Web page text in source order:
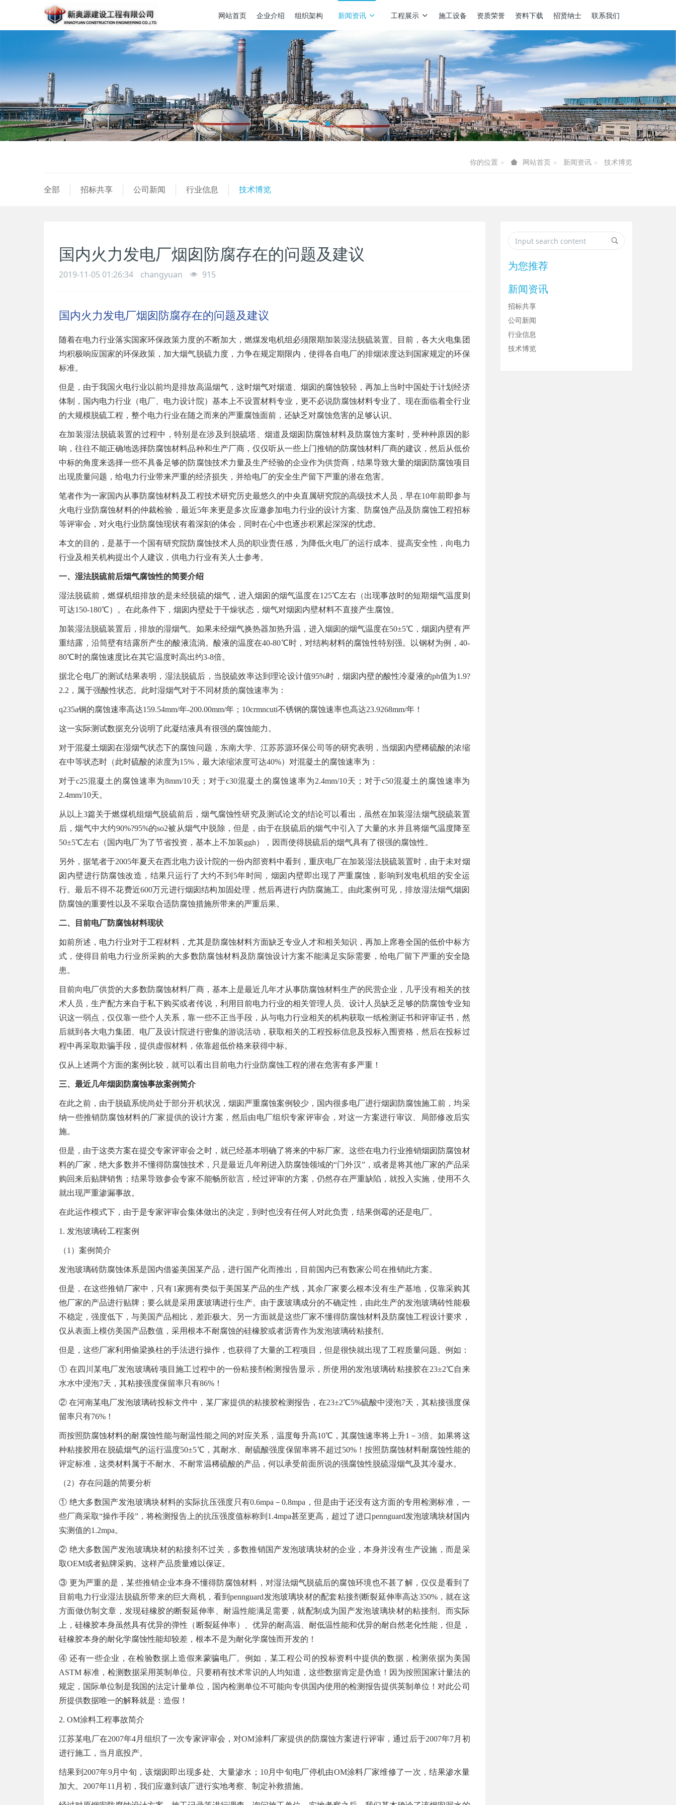
网站首页 企业介绍 组织架构 新闻资讯 工程展示 施工设备 资质荣誉 资料下载 招贤纳士 联系我们
你的位置 网站首页 新闻资讯 技术博览
全部 招标共享 公司新闻 行业信息 技术博览
国内火力发电厂烟囱防腐存在的问题及建议
2019-11-05 01:26:34 changyuan 915
国内火力发电厂烟囱防腐存在的问题及建议
随着在电力行业落实国家环保政策力度的不断加大，燃煤发电机组必须限期加装湿法脱硫装置。目前，各大火电集团
均积极响应国家的环保政策，加大烟气脱硫力度，力争在规定期限内，使得各自电厂的排烟浓度达到国家规定的环保
标准。
但是，由于我国火电行业以前均是排放高温烟气，这时烟气对烟道、烟囱的腐蚀较轻，再加上当时中国处于计划经济
体制，国内电力行业（电厂、电力设计院）基本上不设置材料专业，更不必说防腐蚀材料专业了。现在面临着全行业
的大规模脱硫工程，整个电力行业在随之而来的严重腐蚀面前，还缺乏对腐蚀危害的足够认识。
在加装湿法脱硫装置的过程中，特别是在涉及到脱硫塔、烟道及烟囱防腐蚀材料及防腐蚀方案时，受种种原因的影
响，往往不能正确地选择防腐蚀材料品种和生产厂商，仅仅听从一些上门推销的防腐蚀材料厂商的建议，然后从低价
中标的角度来选择一些不具备足够的防腐蚀技术力量及生产经验的企业作为供货商，结果导致大量的烟囱防腐蚀项目
出现质量问题，给电力行业带来严重的经济损失，并给电厂的安全生产留下严重的潜在危害。
笔者作为一家国内从事防腐蚀材料及工程技术研究历史最悠久的中央直属研究院的高级技术人员，早在10年前即参与
火电行业防腐蚀材料的仲裁检验，最近5年来更是多次应邀参加电力行业的设计方案、防腐蚀产品及防腐蚀工程招标
等评审会，对火电行业防腐蚀现状有着深刻的体会，同时在心中也逐步积累起深深的忧虑。
本文的目的，是基于一个国有研究院防腐蚀技术人员的职业责任感，为降低火电厂的运行成本、提高安全性，向电力
行业及相关机构提出个人建议，供电力行业有关人士参考。
一、湿法脱硫前后烟气腐蚀性的简要介绍
湿法脱硫前，燃煤机组排放的是未经脱硫的烟气，进入烟囱的烟气温度在125℃左右（出现事故时的短期烟气温度则
可达150-180℃）。在此条件下，烟囱内壁处于干燥状态，烟气对烟囱内壁材料不直接产生腐蚀。
加装湿法脱硫装置后，排放的湿烟气。如果未经烟气换热器加热升温，进入烟囱的烟气温度在50±5℃，烟囱内壁有严
重结露，沿筒壁有结露所产生的酸液流淌。酸液的温度在40-80℃时，对结构材料的腐蚀性特别强。以钢材为例，40-
80℃时的腐蚀速度比在其它温度时高出约3-8倍。
据北仑电厂的测试结果表明，湿法脱硫后，当脱硫效率达到理论设计值95%时，烟囱内壁的酸性冷凝液的ph值为1.9?
2.2，属于强酸性状态。此时湿烟气对于不同材质的腐蚀速率为：
q235a钢的腐蚀速率高达159.54mm/年-200.00mm/年；10crmncuti不锈钢的腐蚀速率也高达23.9268mm/年！
这一实际测试数据充分说明了此凝结液具有很强的腐蚀能力。
对于混凝土烟囱在湿烟气状态下的腐蚀问题，东南大学、江苏苏源环保公司等的研究表明，当烟囱内壁稀硫酸的浓缩
在中等状态时（此时硫酸的浓度为15%，最大浓缩浓度可达40%）对混凝土的腐蚀速率为：
对于c25混凝土的腐蚀速率为8mm/10天；对于c30混凝土的腐蚀速率为2.4mm/10天；对于c50混凝土的腐蚀速率为
2.4mm/10天。
从以上3篇关于燃煤机组烟气脱硫前后，烟气腐蚀性研究及测试论文的结论可以看出，虽然在加装湿法烟气脱硫装置
后，烟气中大约90%?95%的so2被从烟气中脱除，但是，由于在脱硫后的烟气中引入了大量的水并且将烟气温度降至
50±5℃左右（国内电厂为了节省投资，基本上不加装ggh），因而使得脱硫后的烟气具有了很强的腐蚀性。
另外，据笔者于2005年夏天在西北电力设计院的一份内部资料中看到，重庆电厂在加装湿法脱硫装置时，由于未对烟
囱内壁进行防腐蚀改造，结果只运行了大约不到5年时间，烟囱内壁即出现了严重腐蚀，影响到发电机组的安全运
行。最后不得不花费近600万元进行烟囱结构加固处理，然后再进行内防腐施工。由此案例可见，排放湿法烟气烟囱
防腐蚀的重要性以及不采取合适防腐蚀措施所带来的严重后果。
二、目前电厂防腐蚀材料现状
如前所述，电力行业对于工程材料，尤其是防腐蚀材料方面缺乏专业人才和相关知识，再加上席卷全国的低价中标方
式，使得目前电力行业所采购的大多数防腐蚀材料及防腐蚀设计方案不能满足实际需要，给电厂留下严重的安全隐
患。
目前向电厂供货的大多数防腐蚀材料厂商，基本上是最近几年才从事防腐蚀材料生产的民营企业，几乎没有相关的技
术人员，生产配方来自于私下购买或者传说，利用目前电力行业的相关管理人员、设计人员缺乏足够的防腐蚀专业知
识这一弱点，仅仅靠一些个人关系，靠一些不正当手段，从与电力行业相关的机构获取一纸检测证书和评审证书，然
后就到各大电力集团、电厂及设计院进行密集的游说活动，获取相关的工程投标信息及投标入围资格，然后在投标过
程中再采取欺骗手段，提供虚假材料，依靠超低价格来获得中标。
仅从上述两个方面的案例比较，就可以看出目前电力行业防腐蚀工程的潜在危害有多严重！
三、最近几年烟囱防腐蚀事故案例简介
在此之前，由于脱硫系统尚处于部分开机状况，烟囱严重腐蚀案例较少，国内很多电厂进行烟囱防腐蚀施工前，均采
纳一些推销防腐蚀材料的厂家提供的设计方案，然后由电厂组织专家评审会，对这一方案进行审议、局部修改后实
施。
但是，由于这类方案在提交专家评审会之时，就已经基本明确了将来的中标厂家。这些在电力行业推销烟囱防腐蚀材
料的厂家，绝大多数并不懂得防腐蚀技术，只是最近几年刚进入防腐蚀领域的“门外汉”，或者是将其他厂家的产品采
购回来后贴牌销售；结果导致参会专家不能畅所欲言，经过评审的方案，仍然存在严重缺陷，就投入实施，使用不久
就出现严重渗漏事故。
在此运作模式下，由于是专家评审会集体做出的决定，到时也没有任何人对此负责，结果倒霉的还是电厂。
1. 发泡玻璃砖工程案例
（1）案例简介
发泡玻璃砖防腐蚀体系是国内借鉴美国某产品，进行国产化而推出，目前国内已有数家公司在推销此方案。
但是，在这些推销厂家中，只有1家拥有类似于美国某产品的生产线，其余厂家要么根本没有生产基地，仅靠采购其
他厂家的产品进行贴牌；要么就是采用废玻璃进行生产。由于废玻璃成分的不确定性，由此生产的发泡玻璃砖性能极
不稳定，强度低下，与美国产品相比，差距极大。另一方面就是这些厂家不懂得防腐蚀材料及防腐蚀工程设计要求，
仅从表面上模仿美国产品数值，采用根本不耐腐蚀的硅橡胶或者沥青作为发泡玻璃砖粘接剂。
但是，这些厂家利用偷梁换柱的手法进行操作，也获得了大量的工程项目，但是很快就出现了工程质量问题。例如：
① 在四川某电厂发泡玻璃砖项目施工过程中的一份粘接剂检测报告显示，所使用的发泡玻璃砖粘接胶在23±2℃自来
水水中浸泡7天，其粘接强度保留率只有86%！
② 在河南某电厂发泡玻璃砖投标文件中，某厂家提供的粘接胶检测报告，在23±2℃5%硫酸中浸泡7天，其粘接强度保
留率只有76%！
而按照防腐蚀材料的耐腐蚀性能与耐温性能之间的对应关系，温度每升高10℃，其腐蚀速率将上升1－3倍。如果将这
种粘接胶用在脱硫烟气的运行温度50±5℃，其耐水、耐硫酸强度保留率将不超过50%！按照防腐蚀材料耐腐蚀性能的
评定标准，这类材料属于不耐水、不耐常温稀硫酸的产品，何以承受前面所说的强腐蚀性脱硫湿烟气及其冷凝水。
（2）存在问题的简要分析
① 绝大多数国产发泡玻璃块材料的实际抗压强度只有0.6mpa－0.8mpa，但是由于还没有这方面的专用检测标准，一
些厂商采取“操作手段”，将检测报告上的抗压强度值标称到1.4mpa甚至更高，超过了进口pennguard发泡玻璃块材国内
实测值的1.2mpa。
② 绝大多数国产发泡玻璃块材的粘接剂不过关，多数推销国产发泡玻璃块材的企业，本身并没有生产设施，而是采
取OEM或者贴牌采购。这样产品质量难以保证。
③ 更为严重的是，某些推销企业本身不懂得防腐蚀材料，对湿法烟气脱硫后的腐蚀环境也不甚了解，仅仅是看到了
目前电力行业湿法脱硫所带来的巨大商机，看到pennguard发泡玻璃块材的配套粘接剂断裂延伸率高达350%，就在这
方面做仿制文章，发现硅橡胶的断裂延伸率、耐温性能满足需要，就配制成为国产发泡玻璃块材的粘接剂。而实际
上，硅橡胶本身虽然具有优异的弹性（断裂延伸率）、优异的耐高温、耐低温性能和优异的耐自然老化性能，但是，
硅橡胶本身的耐化学腐蚀性能却较差，根本不是为耐化学腐蚀而开发的！
④ 还有一些企业，在检验数据上造假来蒙骗电厂。例如，某工程公司的投标资料中提供的数据，检测依据为美国
ASTM 标准，检测数据采用英制单位。只要稍有技术常识的人均知道，这些数据肯定是伪造！因为按照国家计量法的
规定，国际单位制是我国的法定计量单位，国内检测单位不可能向专供国内使用的检测报告提供英制单位！对此公司
所提供数据唯一的解释就是：造假！
2. OM涂料工程事故简介
江苏某电厂在2007年4月组织了一次专家评审会，对OM涂料厂家提供的防腐蚀方案进行评审，通过后于2007年7月初
进行施工，当月底投产。
结果到2007年9月中旬，该烟囱即出现多处、大量渗水；10月中旬电厂停机由OM涂料厂家维修了一次，结果渗水量
加大。2007年11月初，我们应邀到该厂进行实地考察、制定补救措施。
为您推荐
新闻资讯
招标共享
公司新闻
行业信息
技术博览